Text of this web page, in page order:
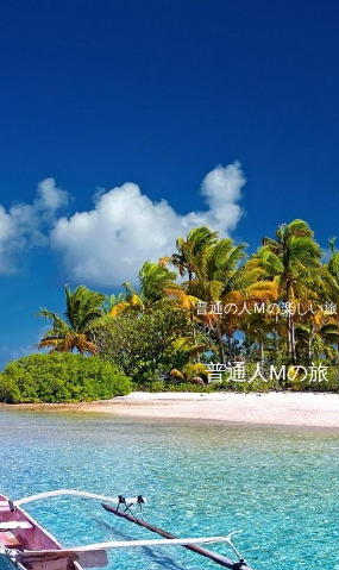
普通の人Ｍの楽しい旅
普通人Mの旅